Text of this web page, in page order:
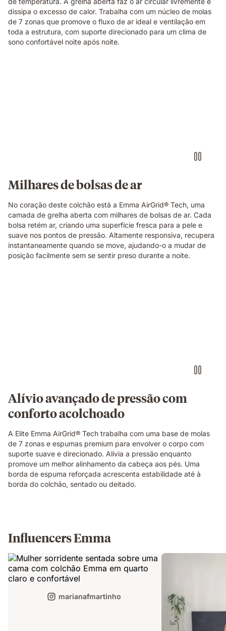
showing
its
open-
cell
dissipa o excesso de calor. Trabalha com um núcleo de molas
de 7 zonas que promove o fluxo de ar ideal e ventilação em
toda a estrutura, com suporte direcionado para um clima de
sono confortável noite após noite.
fibrous
showing
the
material
technology
of
the
Milhares de bolsas de ar
No coração deste colchão está a Emma AirGrid® Tech, uma
camada de grelha aberta com milhares de bolsas de ar. Cada
bolsa retém ar, criando uma superfície fresca para a pele e
suave nos pontos de pressão. Altamente responsiva, recupera
instantaneamente quando se move, ajudando-o a mudar de
posição facilmente sem se sentir preso durante a noite.
foam
layer
of
the
Emma
Original
Elite
mattress,
demonstrating
Alívio avançado de pressão com
conforto acolchoado
A Elite Emma AirGrid® Tech trabalha com uma base de molas
de 7 zonas e espumas premium para envolver o corpo com
suporte suave e direcionado. Alivia a pressão enquanto
promove um melhor alinhamento da cabeça aos pés. Uma
borda de espuma reforçada acrescenta estabilidade até à
borda do colchão, sentado ou deitado.
Influencers Emma
marianafmartinho